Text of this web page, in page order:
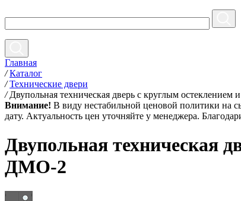
Главная
/ Каталог
/ Технические двери
/ Двупольная техническая дверь c круглым
Внимание! В виду нестабильной ценовой политики на
дату. Актуальность цен уточняйте у менеджера.
Двупольная техническая
ДМО-2